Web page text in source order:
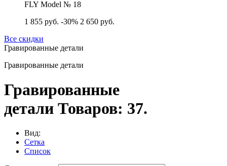
FLY Model № 18
1 855 руб. -30% 2 650 руб.
Все скидки
Гравированные детали
Гравированные детали
Гравированные
детали Товаров: 37.
Вид:
Сетка
Список